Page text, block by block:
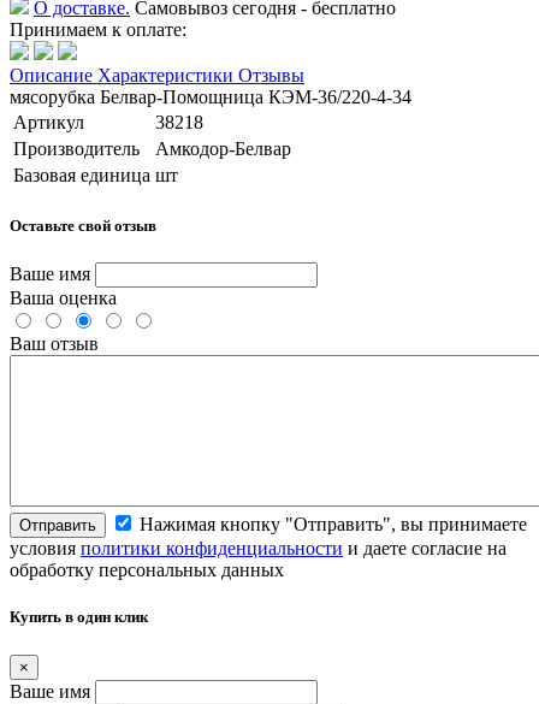
О доставке. Самовывоз сегодня - бесплатно
Принимаем к оплате:
Описание Характеристики Отзывы
мясорубка Белвар-Помощница КЭМ-36/220-4-34
Артикул
38218
Производитель
Амкодор-Белвар
Базовая единица шт
Оставьте свой отзыв
Ваше имя
Ваша оценка
Ваш отзыв
Отправить
Нажимая кнопку "Отправить", вы принимаете
условия политики конфиденциальности и даете согласие на
обработку персональных данных
Купить в один клик
×
Ваше имя